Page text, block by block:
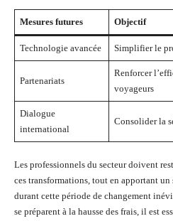
Mesures futures Objectif
Technologie avancée Simplifier le
Partenariats
Renforcer
voyageurs
Dialogue
international
Consolider la
Les professionnels du secteur doivent
ces transformations, tout en apportant
durant cette période de changement
se préparent à la hausse des frais, il est